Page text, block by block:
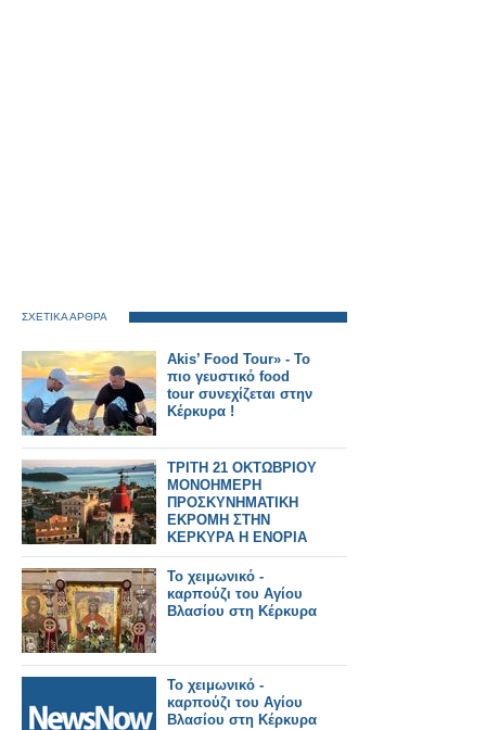
ΣΧΕΤΙΚΑ ΑΡΘΡΑ
Akis’ Food Tour» - Το
πιο γευστικό food
tour συνεχίζεται στην
Κέρκυρα !
ΤΡΙΤΗ 21 ΟΚΤΩΒΡΙΟΥ
ΜΟΝΟΗΜΕΡΗ
ΠΡΟΣΚΥΝΗΜΑΤΙΚΗ
ΕΚΡΟΜΗ ΣΤΗΝ
ΚΕΡΚΥΡΑ Η ΕΝΟΡΙΑ
ΤΟΥ ΑΓΙΟΥ
ΑΘΑΝΑΣΙΟΥ
ΚΑΤΟΥΝΑΣ
Το χειμωνικό -
καρπούζι του Αγίου
Βλασίου στη Κέρκυρα
Το χειμωνικό -
καρπούζι του Αγίου
Βλασίου στη Κέρκυρα